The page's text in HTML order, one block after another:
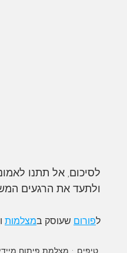
לסיכום, אל תתנו
ולתעד את הרגעים
לפורום שעוסק במצלמות ו
טיפים
מצלמת פיתוח מיידי